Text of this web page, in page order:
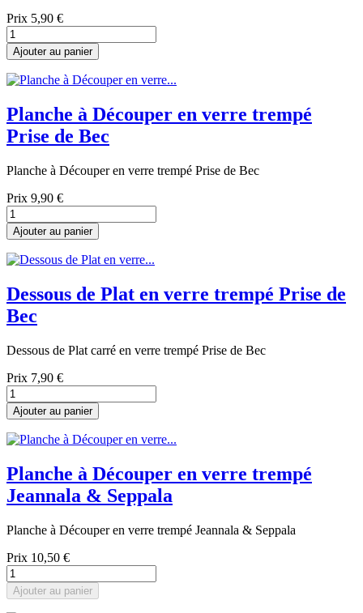
Prix 5,90 €
Ajouter au panier
Planche à Découper en verre trempé
Prise de Bec
Planche à Découper en verre trempé Prise de Bec
Prix 9,90 €
Ajouter au panier
Dessous de Plat en verre trempé Prise de
Bec
Dessous de Plat carré en verre trempé Prise de Bec
Prix 7,90 €
Ajouter au panier
Planche à Découper en verre trempé
Jeannala & Seppala
Planche à Découper en verre trempé Jeannala & Seppala
Prix 10,50 €
Ajouter au panier